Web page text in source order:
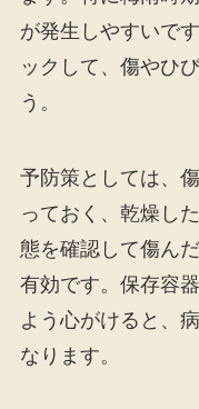
が発生しやすいで
ックして、傷やひ
う。
予防策としては、
っておく、乾燥し
態を確認して傷ん
有効です。保存容
よう心がけると、
なります。